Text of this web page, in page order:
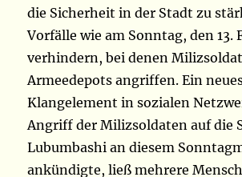
die Sicherheit in der Stadt zu
Vorfälle wie am Sonntag, den 13.
verhindern, bei denen
Armeedepots angriffen. Ein
Klangelement in sozialen
Angriff der Milizsoldaten auf die
Lubumbashi an diesem
ankündigte, ließ mehrere